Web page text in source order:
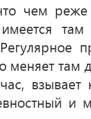
чем
там
меняет там
взывает
и